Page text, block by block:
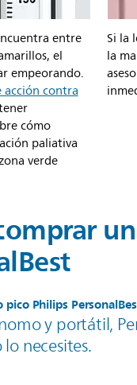
entre
el
empeorando.
acción contra
cómo
paliativa
verde
Si la
la
Philips
y portátil,
necesites.